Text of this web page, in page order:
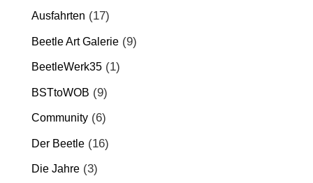
Ausfahrten (17)
Beetle Art Galerie(9)
BeetleWerk35(1)
BSTtoWOB (9)
Community(6)
Der Beetle(16)
Die Jahre(3)